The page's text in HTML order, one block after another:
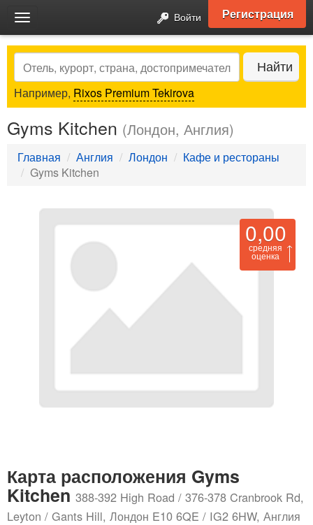
Toggle
navigation
Войти Регистрация
Search Найти
Например, Rixos Premium Tekirova
Gyms Kitchen (Лондон, Англия)
Главная Англия Лондон
Кафе и рестораны
Gyms Kitchen
0,00
средняя
оценка
Карта расположения Gyms
Kitchen 388-392 High Road / 376-378 Cranbrook Rd,
Leyton / Gants Hill, Лондон E10 6QE / IG2 6HW, Англия